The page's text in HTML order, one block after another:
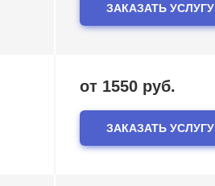
ЗАКАЗАТЬ УСЛУГУ
от 1550 руб.
ЗАКАЗАТЬ УСЛУГУ